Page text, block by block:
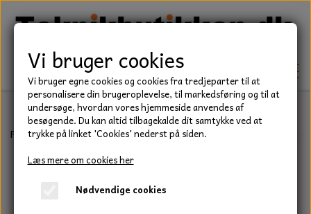
TEKNIK
KILEREMME
LEJER
BEFÆSTELSE
Forside Teknik Lejer Sporkuglelejer 6200 Serie
Vi bruger cookies
Vi bruger egne cookies og cookies fra tredjeparter til at
personalisere din brugeroplevelse, til markedsføring og til at
undersøge, hvordan vores hjemmeside anvendes af
besøgende. Du kan altid tilbagekalde dit samtykke ved at
trykke på linket 'Cookies' nederst på siden.
Læs mere om cookies her
Nødvendige cookies